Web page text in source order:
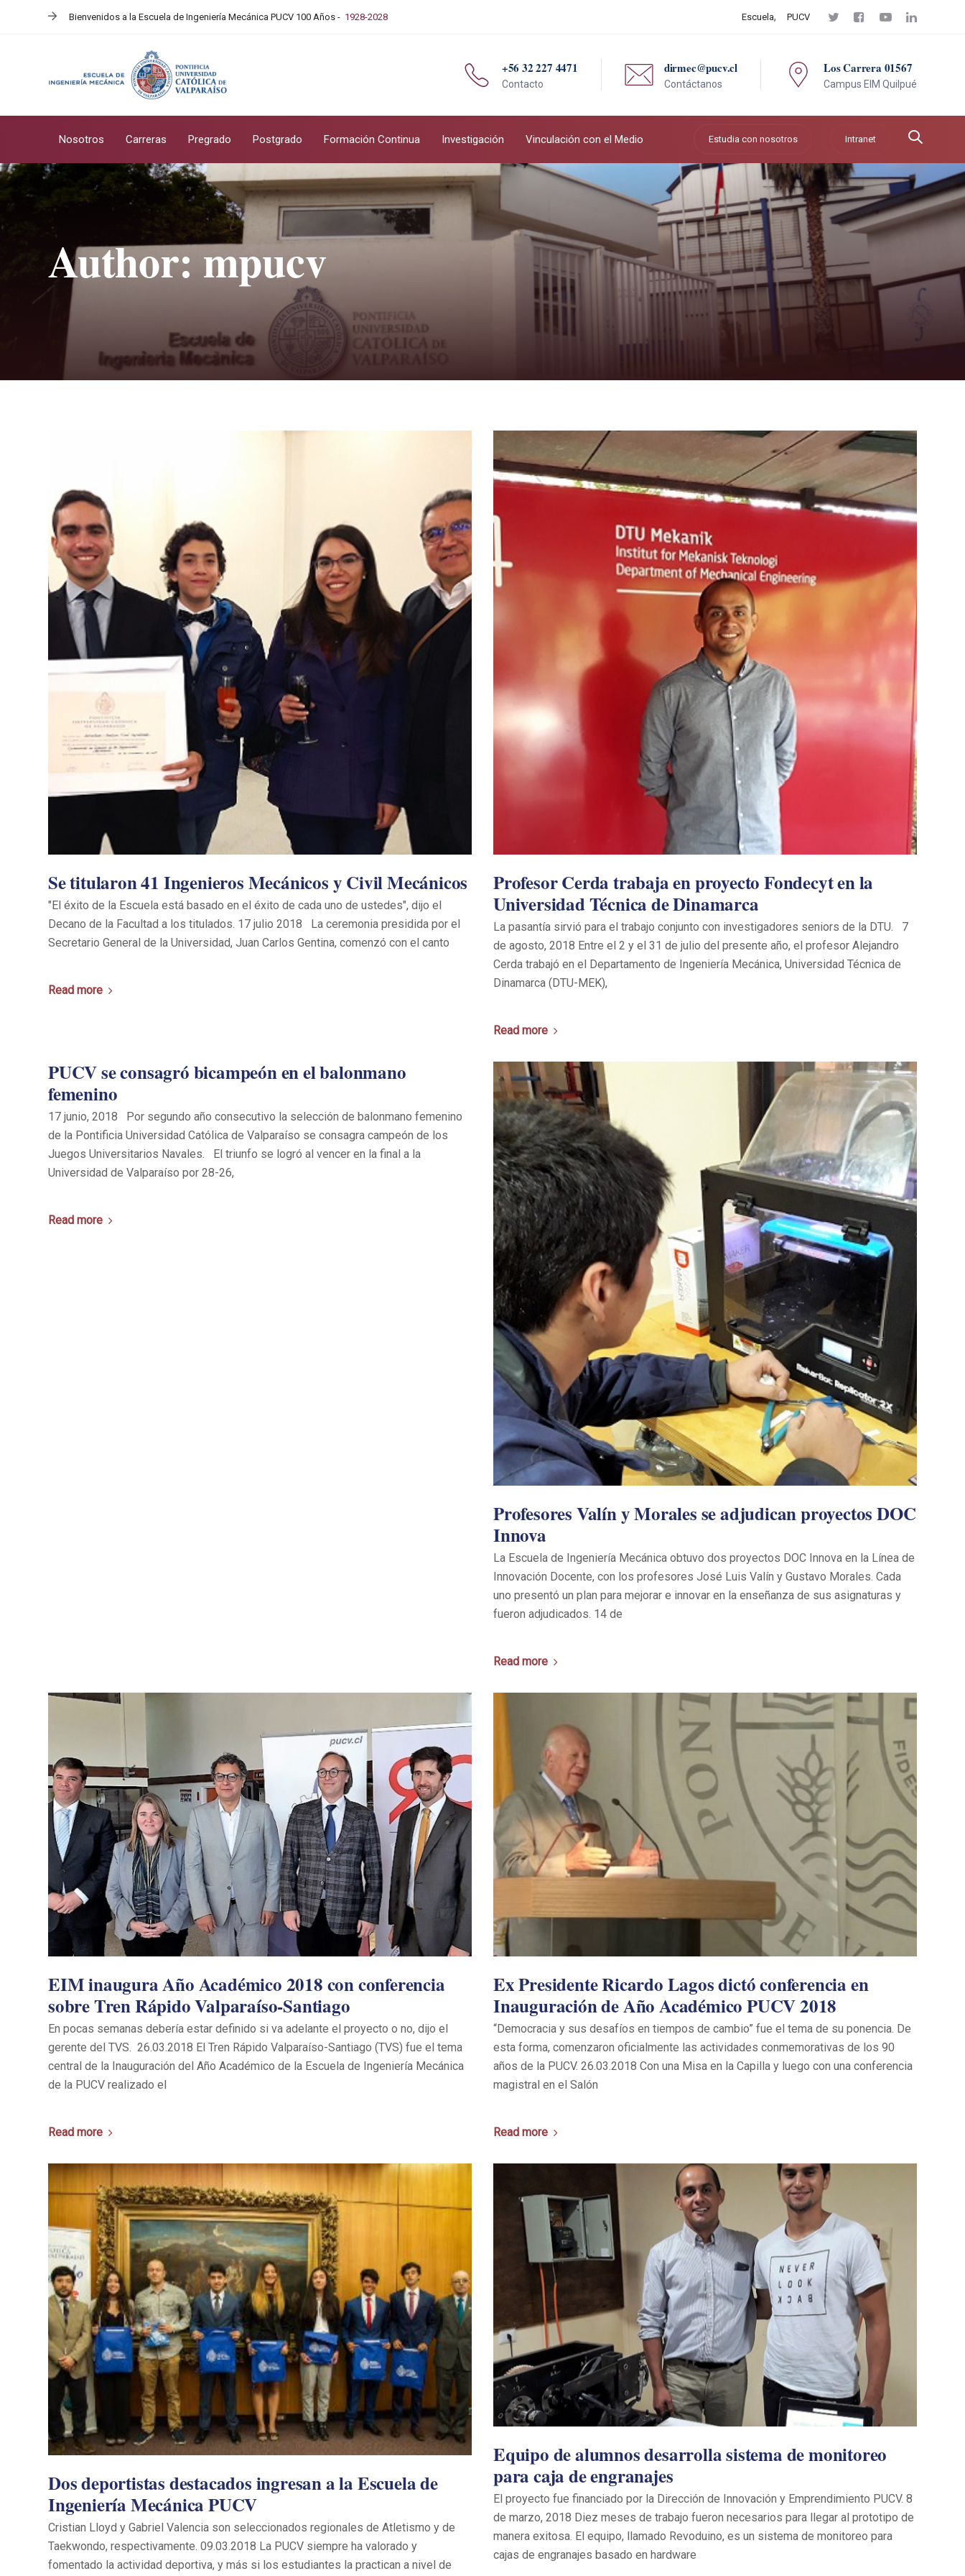
content
Bienvenidos a la Escuela de Ingeniería Mecánica PUCV 100 Años - 1928-2028 Escuela PUCV
+56 32 227 4471
Contacto
dirmec@pucv.cl
Contáctanos
Los Carrera 01567
Campus EIM Quilpué
Nosotros Carreras Pregrado Postgrado Formación Continua Investigación Vinculación con el Medio Estudia con nosotros Intranet
Author: mpucv
Se titularon 41 Ingenieros Mecánicos y Civil Mecánicos
"El éxito de la Escuela está basado en el éxito de cada uno de ustedes", dijo el
Decano de la Facultad a los titulados. 17 julio 2018 La ceremonia presidida por el
Secretario General de la Universidad, Juan Carlos Gentina, comenzó con el canto
Read more
Profesor Cerda trabaja en proyecto Fondecyt en la
Universidad Técnica de Dinamarca
La pasantía sirvió para el trabajo conjunto con investigadores seniors de la DTU. 7
de agosto, 2018 Entre el 2 y el 31 de julio del presente año, el profesor Alejandro
Cerda trabajó en el Departamento de Ingeniería Mecánica, Universidad Técnica de
Dinamarca (DTU-MEK),
Read more
PUCV se consagró bicampeón en el balonmano
femenino
17 junio, 2018 Por segundo año consecutivo la selección de balonmano femenino
de la Pontificia Universidad Católica de Valparaíso se consagra campeón de los
Juegos Universitarios Navales. El triunfo se logró al vencer en la final a la
Universidad de Valparaíso por 28-26,
Read more
Profesores Valín y Morales se adjudican proyectos DOC
Innova
La Escuela de Ingeniería Mecánica obtuvo dos proyectos DOC Innova en la Línea de
Innovación Docente, con los profesores José Luis Valín y Gustavo Morales. Cada
uno presentó un plan para mejorar e innovar en la enseñanza de sus asignaturas y
fueron adjudicados. 14 de
Read more
EIM inaugura Año Académico 2018 con conferencia
sobre Tren Rápido Valparaíso-Santiago
En pocas semanas debería estar definido si va adelante el proyecto o no, dijo el
gerente del TVS. 26.03.2018 El Tren Rápido Valparaíso-Santiago (TVS) fue el tema
central de la Inauguración del Año Académico de la Escuela de Ingeniería Mecánica
de la PUCV realizado el
Read more
Ex Presidente Ricardo Lagos dictó conferencia en
Inauguración de Año Académico PUCV 2018
“Democracia y sus desafíos en tiempos de cambio” fue el tema de su ponencia. De
esta forma, comenzaron oficialmente las actividades conmemorativas de los 90
años de la PUCV. 26.03.2018 Con una Misa en la Capilla y luego con una conferencia
magistral en el Salón
Read more
Dos deportistas destacados ingresan a la Escuela de
Ingeniería Mecánica PUCV
Cristian Lloyd y Gabriel Valencia son seleccionados regionales de Atletismo y de
Taekwondo, respectivamente. 09.03.2018 La PUCV siempre ha valorado y
fomentado la actividad deportiva, y más si los estudiantes la practican a nivel de
Equipo de alumnos desarrolla sistema de monitoreo
para caja de engranajes
El proyecto fue financiado por la Dirección de Innovación y Emprendimiento PUCV. 8
de marzo, 2018 Diez meses de trabajo fueron necesarios para llegar al prototipo de
manera exitosa. El equipo, llamado Revoduino, es un sistema de monitoreo para
cajas de engranajes basado en hardware